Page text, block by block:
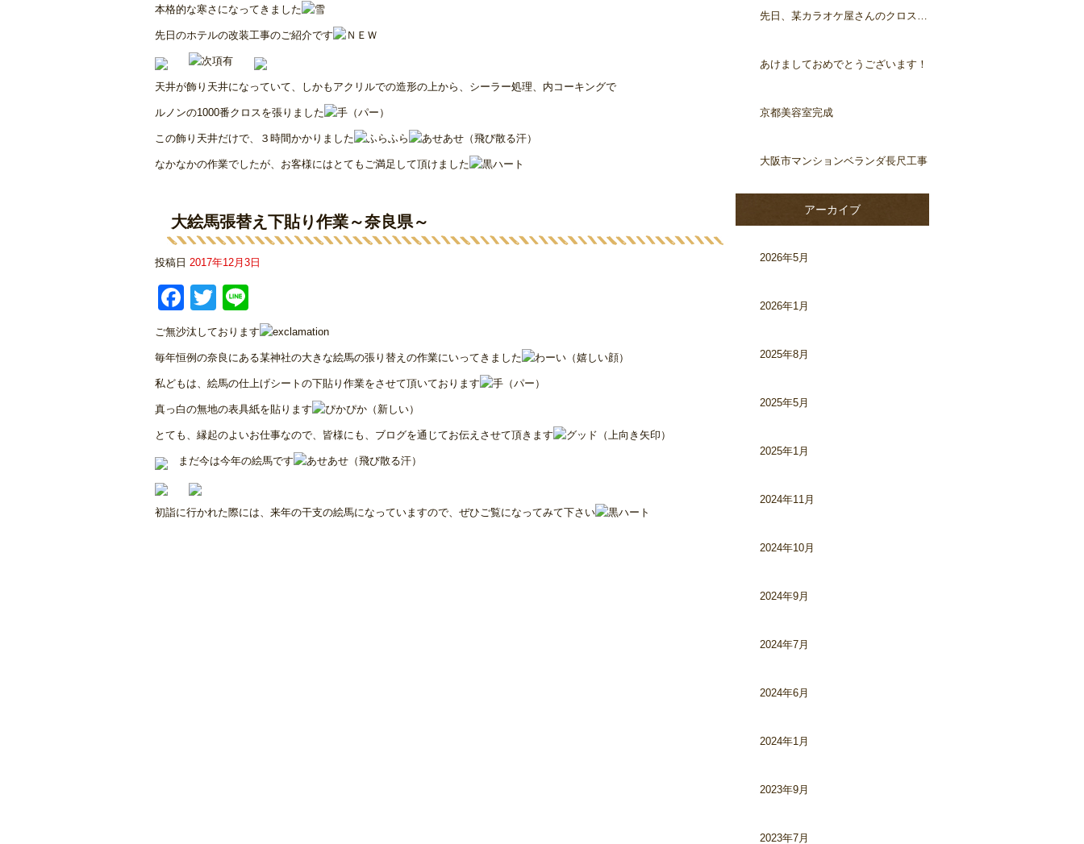
本格的な寒さになってきました
先日のホテルの改装工事のご紹介です
天井が飾り天井になっていて、しかもアクリルでの造形の上から、シーラー処理、内コーキングで
ルノンの1000番クロスを張りました
この飾り天井だけで、３時間かかりました
なかなかの作業でしたが、お客様にはとてもご満足して頂けました
大絵馬張替え下貼り作業～奈良県～
投稿日 2017年12月3日
Facebook
Twitter
ご無沙汰しております
毎年恒例の奈良にある某神社の大きな絵馬の張り替えの作業にいってきました
私どもは、絵馬の仕上げシートの下貼り作業をさせて頂いております
真っ白の無地の表具紙を貼ります
とても、縁起のよいお仕事なので、皆様にも、ブログを通じてお伝えさせて頂きます
まだ今は今年の絵馬です
初詣に行かれた際には、来年の干支の絵馬になっていますので、ぜひご覧になってみて下さい
先日、某カラオケ屋さんのクロス工事
あけましておめでとうございます！
京都美容室完成
大阪市マンションベランダ長尺工事
アーカイブ
2026年5月
2026年1月
2025年8月
2025年5月
2025年1月
2024年11月
2024年10月
2024年9月
2024年7月
2024年6月
2024年1月
2023年9月
2023年7月